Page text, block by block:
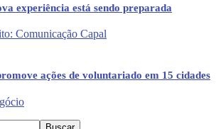
experiência está sendo preparada
ações de voluntariado em 15 cidades